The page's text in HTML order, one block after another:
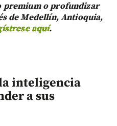
premium o profundizar
de Medellín, Antioquia,
aquí.
inteligencia
a sus